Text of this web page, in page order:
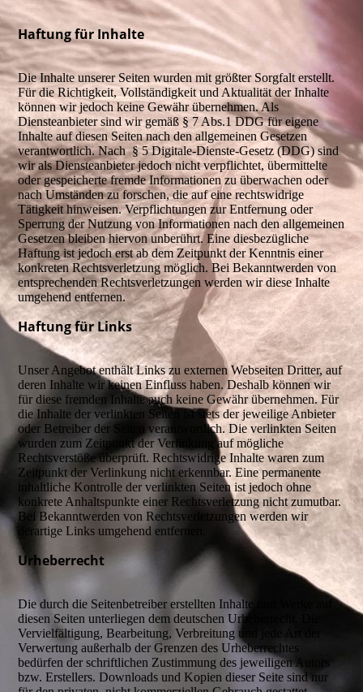
Haftung für Inhalte
Die Inhalte unserer Seiten wurden mit größter Sorgfalt erstellt.
Für die Richtigkeit, Vollständigkeit und Aktualität der Inhalte
können wir jedoch keine Gewähr übernehmen. Als
Diensteanbieter sind wir gemäß § 7 Abs.1 DDG für eigene
Inhalte auf diesen Seiten nach den allgemeinen Gesetzen
verantwortlich. Nach § 5 Digitale-Dienste-Gesetz (DDG) sind
wir als Diensteanbieter jedoch nicht verpflichtet, übermittelte
oder gespeicherte fremde Informationen zu überwachen oder
nach Umständen zu forschen, die auf eine rechtswidrige
Tätigkeit hinweisen. Verpflichtungen zur Entfernung oder
Sperrung der Nutzung von Informationen nach den allgemeinen
Gesetzen bleiben hiervon unberührt. Eine diesbezügliche
Haftung ist jedoch erst ab dem Zeitpunkt der Kenntnis einer
konkreten Rechtsverletzung möglich. Bei Bekanntwerden von
entsprechenden Rechtsverletzungen werden wir diese Inhalte
umgehend entfernen.
Haftung für Links
Unser Angebot enthält Links zu externen Webseiten Dritter, auf
deren Inhalte wir keinen Einfluss haben. Deshalb können wir
für diese fremden Inhalte auch keine Gewähr übernehmen. Für
die Inhalte der verlinkten Seiten ist stets der jeweilige Anbieter
oder Betreiber der Seiten verantwortlich. Die verlinkten Seiten
wurden zum Zeitpunkt der Verlinkung auf mögliche
Rechtsverstöße überprüft. Rechtswidrige Inhalte waren zum
Zeitpunkt der Verlinkung nicht erkennbar. Eine permanente
inhaltliche Kontrolle der verlinkten Seiten ist jedoch ohne
konkrete Anhaltspunkte einer Rechtsverletzung nicht zumutbar.
Bei Bekanntwerden von Rechtsverletzungen werden wir
derartige Links umgehend entfernen.
Urheberrecht
Die durch die Seitenbetreiber erstellten Inhalte und Werke auf
diesen Seiten unterliegen dem deutschen Urheberrecht. Die
Vervielfältigung, Bearbeitung, Verbreitung und jede Art der
Verwertung außerhalb der Grenzen des Urheberrechtes
bedürfen der schriftlichen Zustimmung des jeweiligen Autors
bzw. Erstellers. Downloads und Kopien dieser Seite sind nur